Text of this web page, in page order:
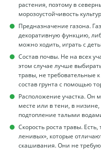
растения, поэтому в
морозоустойчивость
Предназначение газона.
декоративную функцию,
можно ходить, играть с
Состав почвы. Не на всех
этом случае лучше
травы, не требовательные
состав грунта с помощью
Расположение участка. Он
месте или в тени, в
подтопление талыми
Скорость роста травы.
ленивых», которые
скашивания. Они не